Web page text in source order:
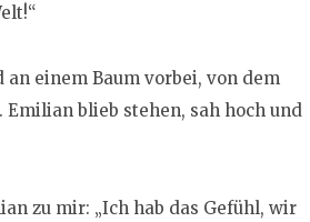
einem Baum vorbei, von dem
blieb stehen, sah hoch und
zu mir: „Ich hab das Gefühl, wir